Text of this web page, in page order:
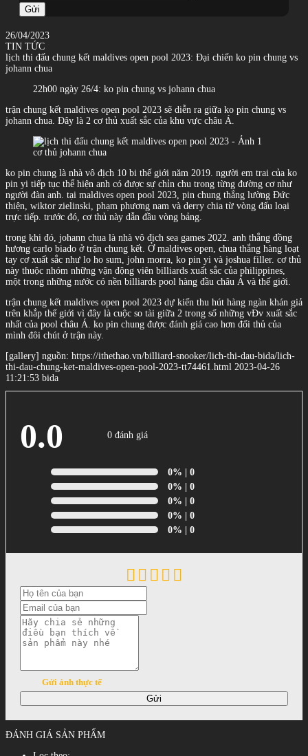
Gửi
26/04/2023
TIN TỨC
lịch thi đấu chung kết maldives open pool 2023: Đại chiến ko pin chung vs
johann chua
22h00 ngày 26/4: ko pin chung vs johann chua
trận chung kết maldives open pool 2023 sẽ diễn ra giữa ko pin chung vs
johann chua. Đây là 2 cơ thủ xuất sắc của khu vực châu Á.
cơ thủ johann chua
ko pin chung là nhà vô địch 10 bi thế giới năm 2019. người em trai của ko
pin yi tiếp tục thể hiện anh có được sự chỉn chu trong từng đường cơ như
người đàn anh. tại maldives open pool 2023, pin chung thắng lường Đức
thiện, wiktor zielinski, phạm phương nam và derry chia từ vòng đấu loại
trực tiếp. trước đó, cơ thủ này dẫn đầu vòng bảng.
trong khi đó, johann chua là nhà vô địch sea games 2022. anh thắng đồng
hương carlo biado ở trận chung kết. Ở maldives open, chua thắng hàng loạt
tay cơ xuất sắc như lo ho sum, john morra, ko pin yi và joshua filler. cơ thủ
này thuộc nhóm những vận động viên billiards xuất sắc của philippines,
một trong những nước có nền billiards pool hàng đầu châu Á và thế giới.
trận chung kết maldives open pool 2023 dự kiến thu hút hàng ngàn khán giả
trên khắp thế giới vì đây là cuộc so tài giữa 2 trong số những vĐv xuất sắc
nhất của pool châu Á. ko pin chung được đánh giá cao hơn đối thủ của
mình đôi chút ở trận này.
[gallery] nguồn: https://ithethao.vn/billiard-snooker/lich-thi-dau-bida/lich-
thi-dau-chung-ket-maldives-open-pool-2023-tt74461.html 2023-04-26
11:21:53 bida
0.0 0 đánh giá
0% | 0
0% | 0
0% | 0
0% | 0
0% | 0
Gửi ảnh thực tế
Gửi
ĐÁNH GIÁ SẢN PHẨM